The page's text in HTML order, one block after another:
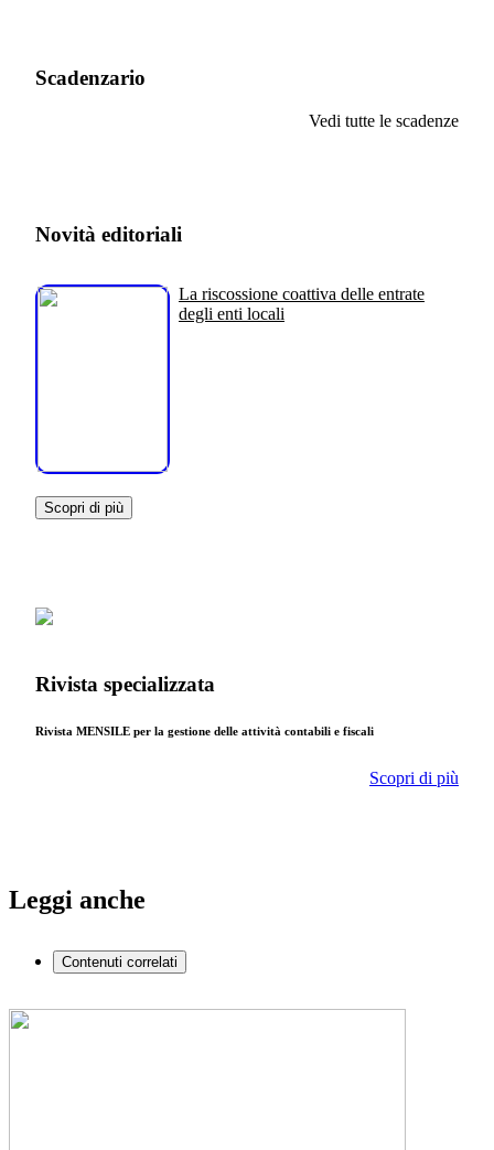
Scadenzario
Vedi tutte le scadenze
Novità editoriali
La riscossione coattiva delle entrate
degli enti locali
Scopri di più
Rivista specializzata
Rivista MENSILE per la gestione delle attività contabili e fiscali
Scopri di più
Leggi anche
Contenuti correlati